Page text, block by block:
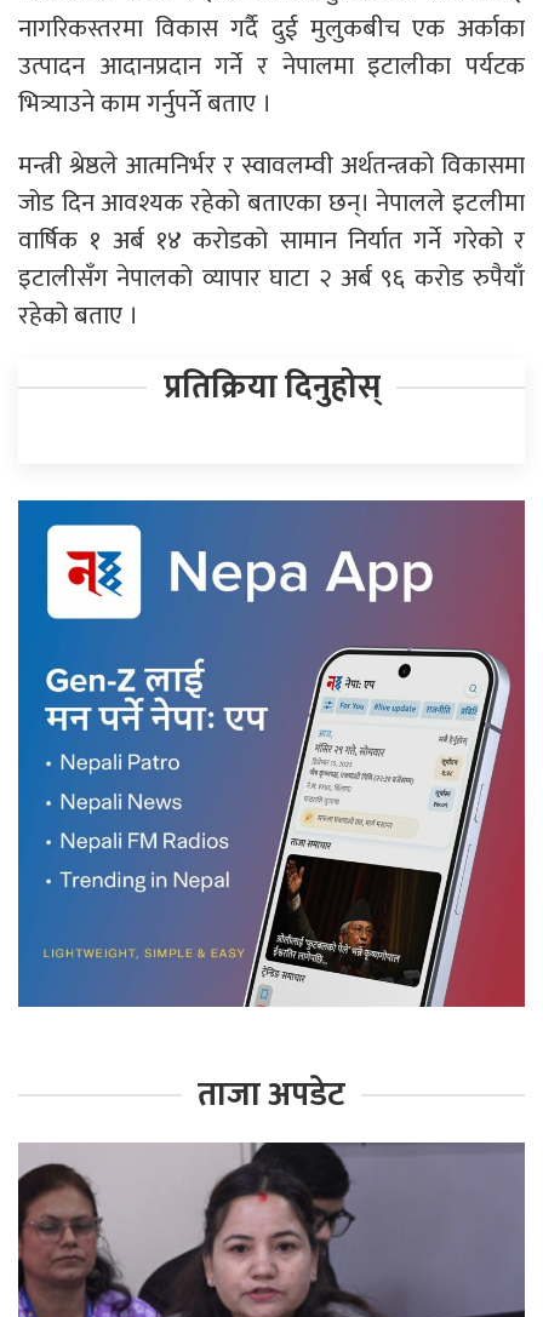
नागरिकस्तरमा विकास गर्दै दुई मुलुकबीच एक अर्काका
उत्पादन आदानप्रदान गर्ने र नेपालमा इटालीका पर्यटक
भित्र्याउने काम गर्नुपर्ने बताए ।
मन्त्री श्रेष्ठले आत्मनिर्भर र स्वावलम्वी अर्थतन्त्रको विकासमा
जोड दिन आवश्यक रहेको बताएका छन्। नेपालले इटलीमा
वार्षिक १ अर्ब १४ करोडको सामान निर्यात गर्ने गरेको र
इटालीसँग नेपालको व्यापार घाटा २ अर्ब ९६ करोड रुपैयाँ
रहेको बताए ।
प्रतिक्रिया दिनुहोस्
ताजा अपडेट